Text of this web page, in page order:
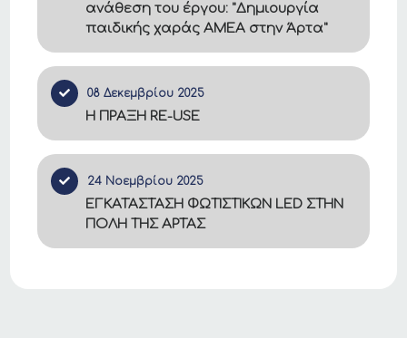
ανάθεση του έργου: "Δημιουργία
παιδικής χαράς ΑΜΕΑ στην Άρτα"
08 Δεκεμβρίου 2025
Η ΠΡΑΞΗ RE-USE
24 Νοεμβρίου 2025
ΕΓΚΑΤΑΣΤΑΣΗ ΦΩΤΙΣΤΙΚΩΝ LED ΣΤΗΝ
ΠΟΛΗ ΤΗΣ ΑΡΤΑΣ